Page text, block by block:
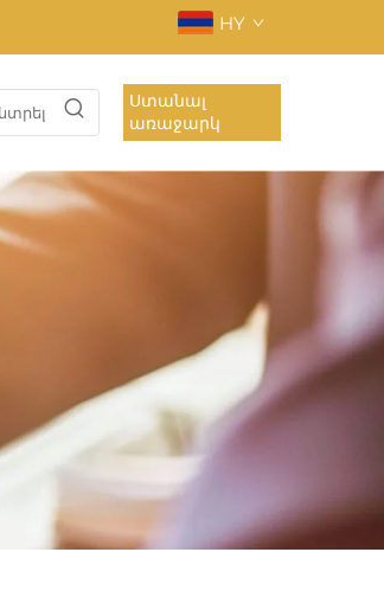
HY
Ստանալ
առաջարկ